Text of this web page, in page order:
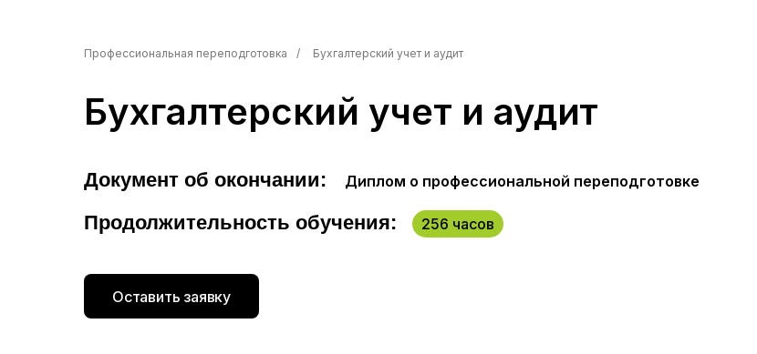
Профессиональная переподготовка / Бухгалтерский учет и аудит
Бухгалтерский учет и аудит
Продолжительность обучения:
Документ об окончании: Диплом о профессиональной переподготовке
256 часов
Оставить заявку